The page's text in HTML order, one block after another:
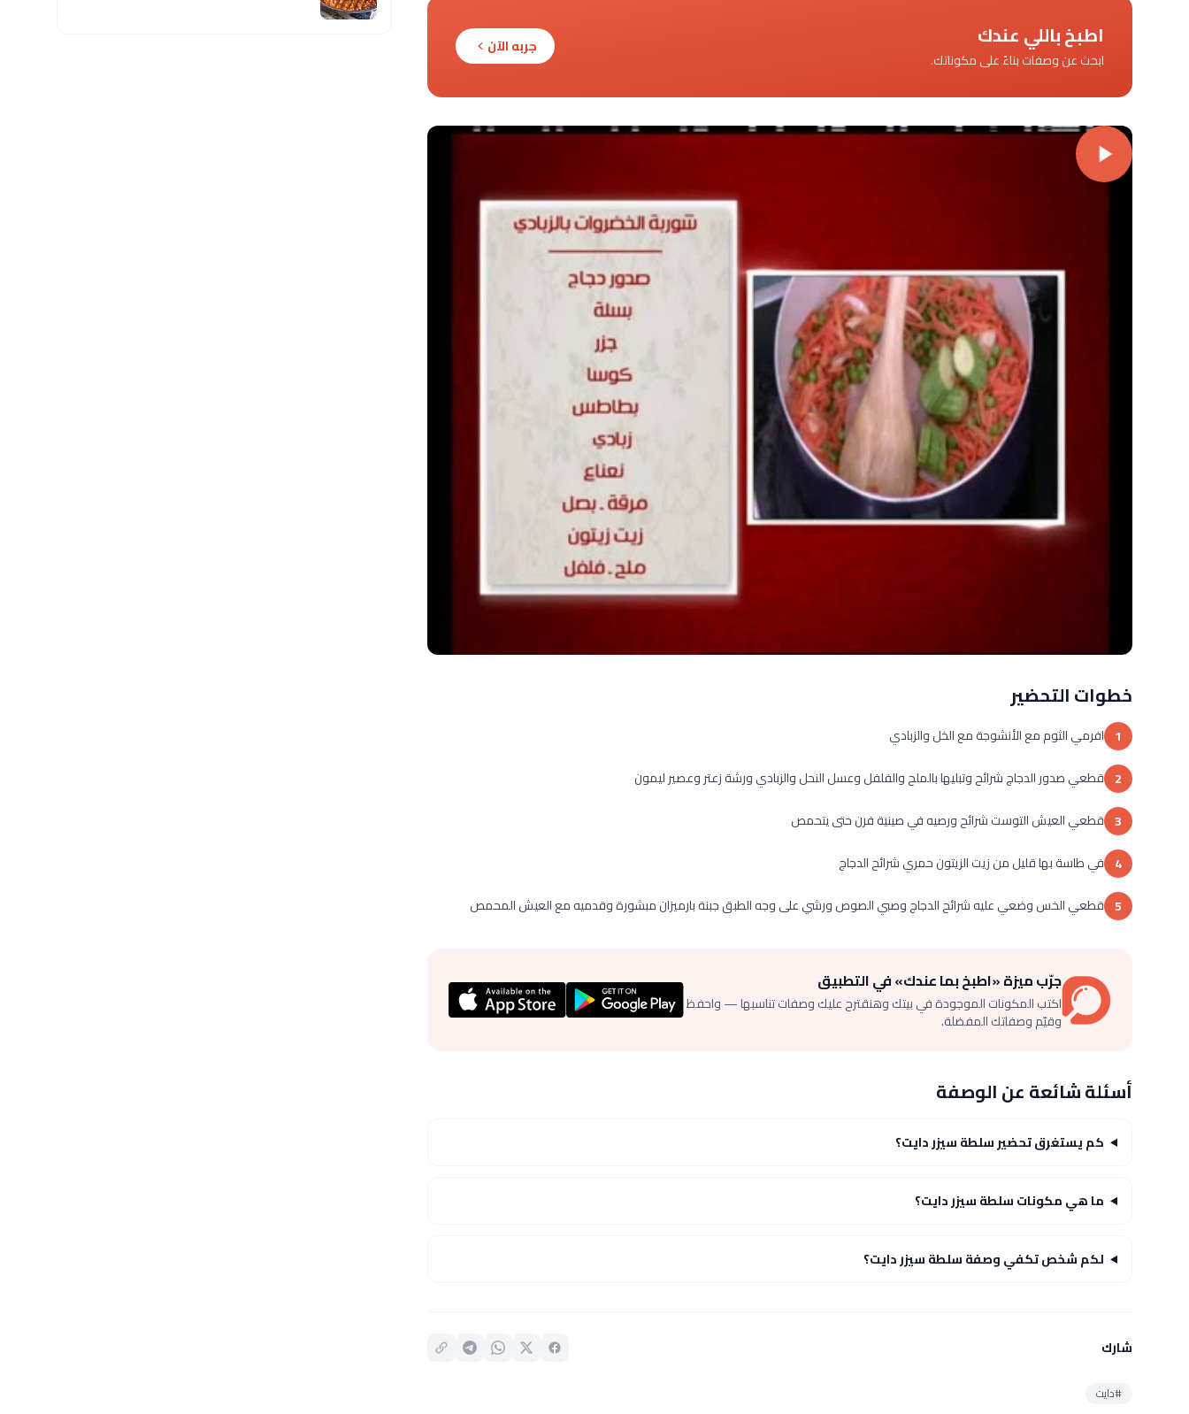
اطبخ باللي عندك
ابحث عن وصفات بناءً على مكوناتك.
جربه الآن
خطوات التحضير
1 افرمي الثوم مع الأنشوجة مع الخل والزبادي
2 قطعي صدور الدجاج شرائح وتبليها بالملح والفلفل وعسل النحل والزبادي ورشة زعتر وعصير ليمون
3 قطعي العيش التوست شرائح ورصيه في صينية فرن حتى يتحمص
4 في طاسة بها قليل من زيت الزيتون حمري شرائح الدجاج
5 قطعي الخس وضعي عليه شرائح الدجاج وصبي الصوص ورشي على وجه الطبق جبنة بارميزان مبشورة وقدميه مع العيش المحمص
جرّب ميزة «اطبخ بما عندك» في التطبيق
اكتب المكونات الموجودة في بيتك وهنقترح عليك وصفات تناسبها — واحفظ
وقيّم وصفاتك المفضلة.
أسئلة شائعة عن الوصفة
كم يستغرق تحضير سلطة سيزر دايت؟
ما هي مكونات سلطة سيزر دايت؟
لكم شخص تكفي وصفة سلطة سيزر دايت؟
شارك
#دايت